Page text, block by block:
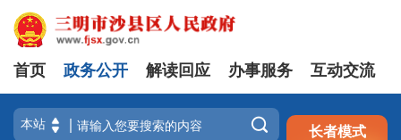
注册 登录
首页 政务公开 解读回应 办事服务 互动交流
 长者模式